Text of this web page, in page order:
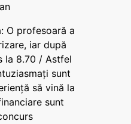
O profesoară a
iar după
la 8.70 / Astfel
sunt
să vină la
sunt